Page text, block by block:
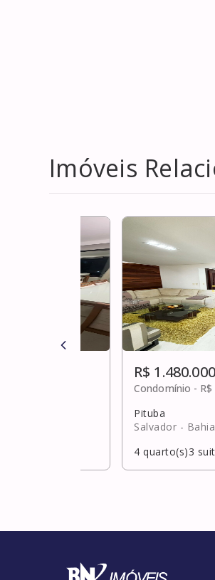
Imóveis
R$
Condomínio -
Pituba
Salvador - Bahia
4 quarto(s)3